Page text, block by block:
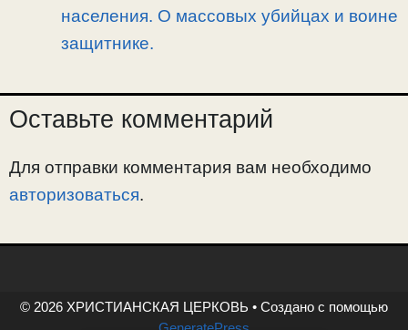
населения. О массовых убийцах и воине
защитнике.
Оставьте комментарий
Для отправки комментария вам необходимо
авторизоваться.
© 2026 ХРИСТИАНСКАЯ ЦЕРКОВЬ • Создано с помощью